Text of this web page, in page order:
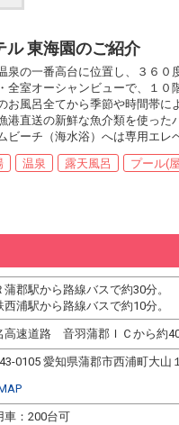
ル 東海園のご紹介
泉の一番高台に位置し、３６０
全室オーシャンビューで、１０
お風呂全てから季節や時間帯に
港直送の新鮮な魚介類を使った
ビーチ（海水浴）へは専用エレ
温泉 露天風呂 プール(
蒲郡駅から路線バスで約30分。
西浦駅から路線バスで約10分。
高速道路 音羽蒲郡ＩＣから約40
0105 愛知県蒲郡市西浦町大山
車：200台可